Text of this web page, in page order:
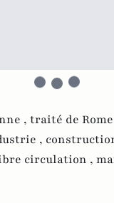
, traité de
,
circulation ,